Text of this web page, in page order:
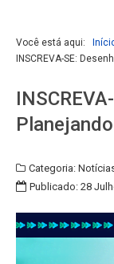
Você está aqui:
INSCREVA-SE:
Categoria:
Publicado: 28